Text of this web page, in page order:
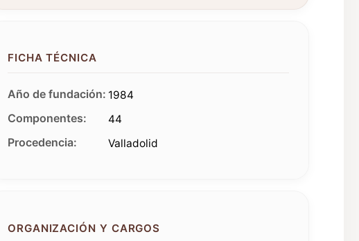
FICHA TÉCNICA
Año de fundación: 1984
Componentes: 44
Procedencia: Valladolid
ORGANIZACIÓN Y CARGOS